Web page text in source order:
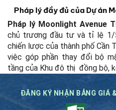
Pháp lý đầy đủ của Dự án
Pháp lý Moonlight Avenue
chủ trương đầu tư và tỉ lệ 1/
chiến lược của thành phố Cần
việc góp phần thay đổi bộ
tầng của Khu đô thị đồng bộ,
ĐĂNG KÝ NHẬN BẢNG